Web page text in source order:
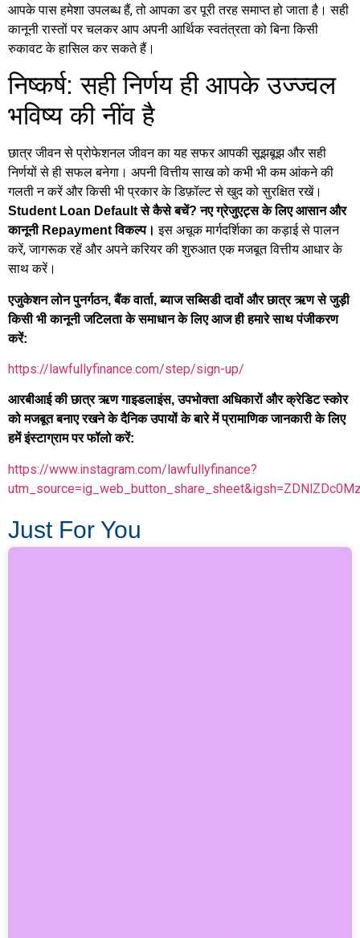
आपके पास हमेशा उपलब्ध हैं, तो आपका डर पूरी तरह समाप्त हो जाता है। सही
कानूनी रास्तों पर चलकर आप अपनी आर्थिक स्वतंत्रता को बिना किसी
रुकावट के हासिल कर सकते हैं।
निष्कर्ष: सही निर्णय ही आपके उज्ज्वल
भविष्य की नींव है
छात्र जीवन से प्रोफेशनल जीवन का यह सफर आपकी सूझबूझ और सही
निर्णयों से ही सफल बनेगा। अपनी वित्तीय साख को कभी भी कम आंकने की
गलती न करें और किसी भी प्रकार के डिफ़ॉल्ट से खुद को सुरक्षित रखें।
Student Loan Default से कैसे बचें? नए ग्रेजुएट्स के लिए आसान और
कानूनी Repayment विकल्प। इस अचूक मार्गदर्शिका का कड़ाई से पालन
करें, जागरूक रहें और अपने करियर की शुरुआत एक मजबूत वित्तीय आधार के
साथ करें।
एजुकेशन लोन पुनर्गठन, बैंक वार्ता, ब्याज सब्सिडी दावों और छात्र ऋण से जुड़ी
किसी भी कानूनी जटिलता के समाधान के लिए आज ही हमारे साथ पंजीकरण
करें:
https://lawfullyfinance.com/step/sign-up/
आरबीआई की छात्र ऋण गाइडलाइंस, उपभोक्ता अधिकारों और क्रेडिट स्कोर
को मजबूत बनाए रखने के दैनिक उपायों के बारे में प्रामाणिक जानकारी के लिए
हमें इंस्टाग्राम पर फॉलो करें:
https://www.instagram.com/lawfullyfinance?
Just For You